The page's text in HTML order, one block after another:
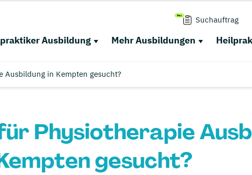
Suchauftrag
Ausbildung Mehr Ausbildungen
Ausbildung in Kempten gesucht?
Physiotherapie
gesucht?